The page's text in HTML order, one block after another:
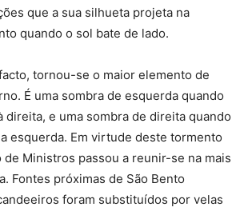
que a sua silhueta projeta na
quando o sol bate de lado.
tornou-se o maior elemento de
É uma sombra de esquerda quando
direita, e uma sombra de direita quando
esquerda. Em virtude deste tormento
de Ministros passou a reunir-se na mais
Fontes próximas de São Bento
foram substituídos por velas